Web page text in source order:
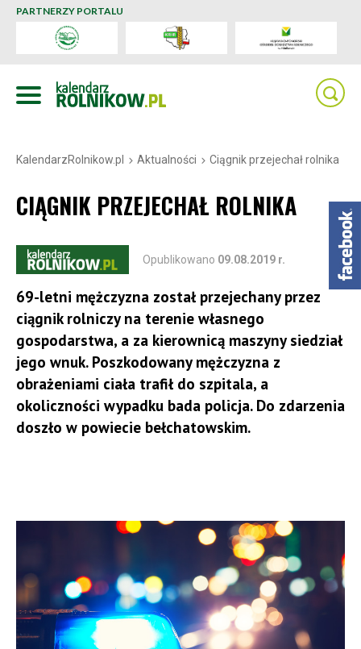
PARTNERZY PORTALU
KalendarzRolnikow.pl Aktualności Ciągnik przejechał rolnika
CIĄGNIK PRZEJECHAŁ ROLNIKA
Opublikowano 09.08.2019 r.
69-letni mężczyzna został przejechany przez
ciągnik rolniczy na terenie własnego
gospodarstwa, a za kierownicą maszyny siedział
jego wnuk. Poszkodowany mężczyzna z
obrażeniami ciała trafił do szpitala, a
okoliczności wypadku bada policja. Do zdarzenia
doszło w powiecie bełchatowskim.